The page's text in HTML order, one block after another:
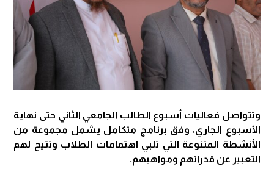
وتتواصل فعاليات أسبوع الطالب الجامعي الثاني حتى نهاية
الأسبوع الجاري، وفق برنامج متكامل يشمل مجموعة من
الأنشطة المتنوعة التي تلبي اهتمامات الطلاب وتتيح لهم
التعبير عن قدراتهم ومواهبهم.